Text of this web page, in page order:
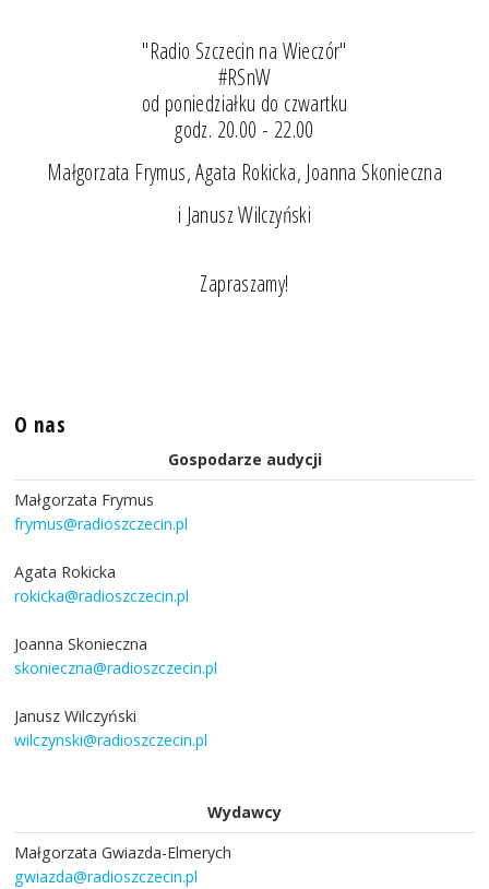
"Radio Szczecin na Wieczór"
#RSnW
od poniedziałku do czwartku
godz. 20.00 - 22.00
Małgorzata Frymus, Agata Rokicka, Joanna Skonieczna
i Janusz Wilczyński
Zapraszamy!
O nas
Gospodarze audycji
Małgorzata Frymus
frymus@radioszczecin.pl
Agata Rokicka
rokicka@radioszczecin.pl
Joanna Skonieczna
skonieczna@radioszczecin.pl
Janusz Wilczyński
wilczynski@radioszczecin.pl
Wydawcy
Małgorzata Gwiazda-Elmerych
gwiazda@radioszczecin.pl